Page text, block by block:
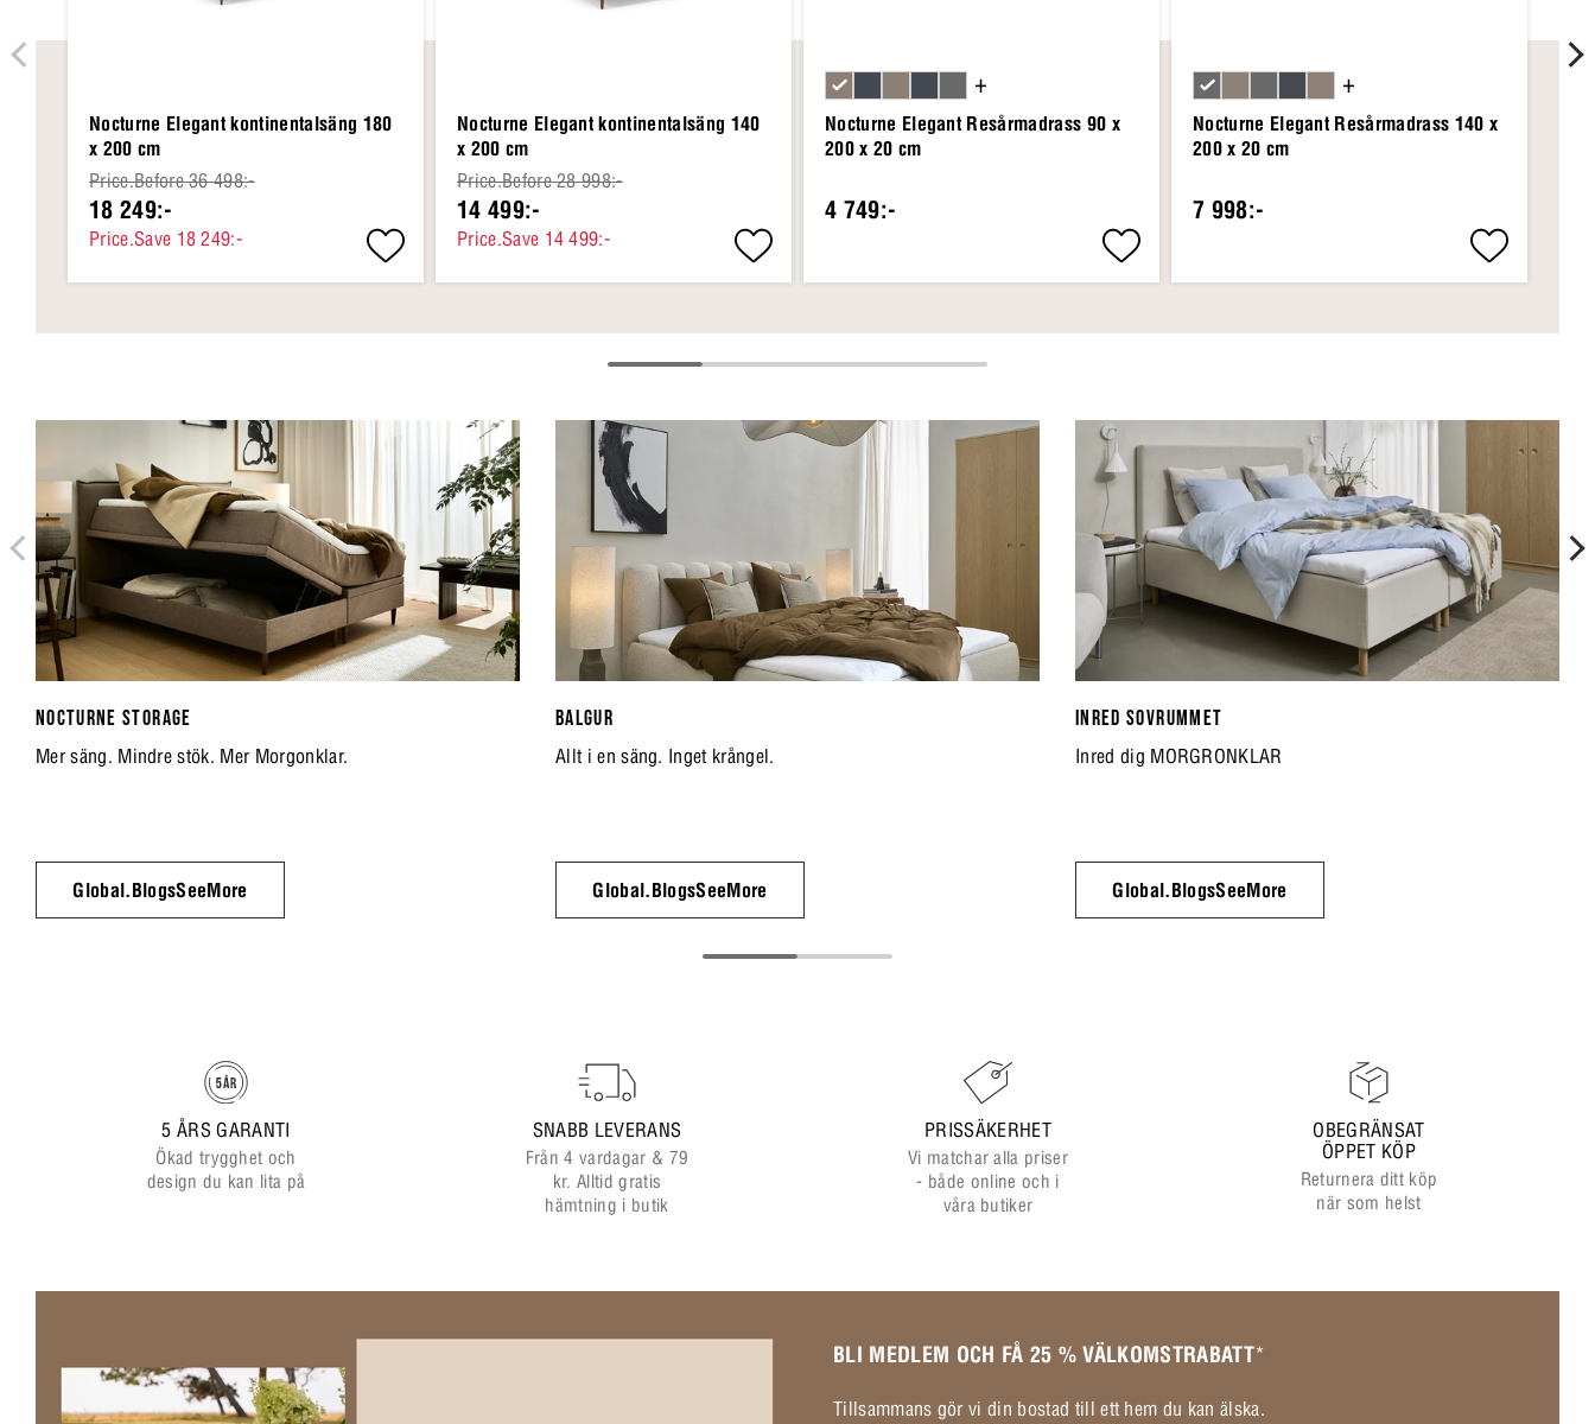
Nocturne Elegant kontinentalsäng 180
x 200 cm
Price.Before 36 498:-
18 249:-
Price.Save 18 249:-
Nocturne Elegant kontinentalsäng 140
x 200 cm
Price.Before 28 998:-
14 499:-
Price.Save 14 499:-
Nocturne Elegant Resårmadrass 90 x
200 x 20 cm
4 749:-
+
Nocturne Elegant Resårmadrass 140 x
200 x 20 cm
7 998:-
+
NOCTURNE STORAGE
Mer säng. Mindre stök. Mer Morgonklar.
Global.BlogsSeeMore
BALGUR
Allt i en säng. Inget krångel.
Global.BlogsSeeMore
INRED SOVRUMMET
Inred dig MORGRONKLAR
Global.BlogsSeeMore
5 ÅRS GARANTI
Ökad trygghet och
design du kan lita på
SNABB LEVERANS
Från 4 vardagar & 79
kr. Alltid gratis
hämtning i butik
PRISSÄKERHET
Vi matchar alla priser
- både online och i
våra butiker
OBEGRÄNSAT
ÖPPET KÖP
Returnera ditt köp
när som helst
BLI MEDLEM OCH FÅ 25 % VÄLKOMSTRABATT*
Tillsammans gör vi din bostad till ett hem du kan älska.